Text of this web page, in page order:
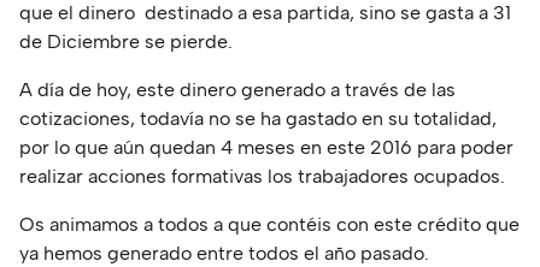
que el dinero destinado a esa partida, sino se gasta a 31
de Diciembre se pierde.
A día de hoy, este dinero generado a través de las
cotizaciones, todavía no se ha gastado en su totalidad,
por lo que aún quedan 4 meses en este 2016 para poder
realizar acciones formativas los trabajadores ocupados.
Os animamos a todos a que contéis con este crédito que
ya hemos generado entre todos el año pasado.